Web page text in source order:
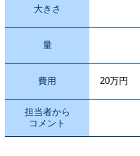
大きさ
量
費用 20万円
担当者から
コメント